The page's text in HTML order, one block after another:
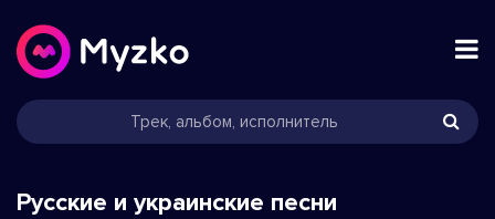
Русские и украинские песни